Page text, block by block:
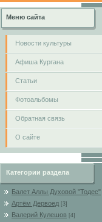
Меню сайта
Новости культуры
Афиша Кургана
Cтатьи
Фотоальбомы
Обратная связь
О сайте
Категории раздела
Балет Аллы Духовой "Тодес"
Артём Дервоед [3]
Валерий Кулешов [4]